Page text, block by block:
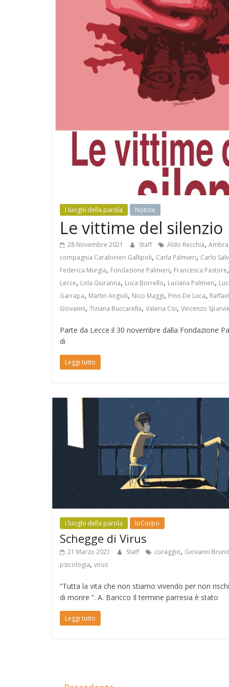
I luoghi della parola Notizie
Le vittime del silenzio
28 Novembre 2021 Staff Aldo Recchia,
compagnia Carabinieri Gallipoli, Carla Palmieri, Carlo
Federica Murgia, Fondazione Palmieri, Francesca Pastore,
Lecce, Lola Giuranna, Luca Borrello, Luciana Palmieri,
Garrapa, Martin Angiuli, Nico Maggi, Pino De Luca,
Giovanni, Tiziana Buccarella, Valeria Coi, Vincenzo
Parte da Lecce il 30 novembre dalla Fondazione
di
Leggi tutto
I luoghi della parola IoCorpo
Schegge di Virus
21 Marzo 2021 Staff coraggio, Giovanni Bruno
psicologia, virus
“Tutta la vita che non stiamo vivendo per non
di morire “. A. Baricco Il termine parresia è stato
Leggi tutto